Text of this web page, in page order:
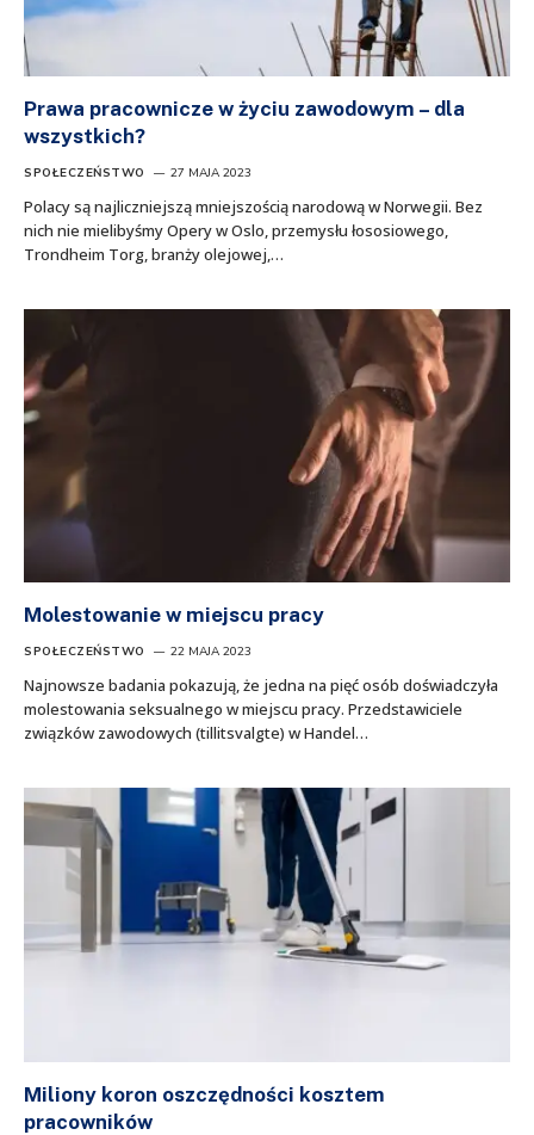
Prawa pracownicze w życiu zawodowym – dla
wszystkich?
SPOŁECZEŃSTWO 27 MAJA 2023
Polacy są najliczniejszą mniejszością narodową w Norwegii. Bez
nich nie mielibyśmy Opery w Oslo, przemysłu łososiowego,
Trondheim Torg, branży olejowej,…
Molestowanie w miejscu pracy
SPOŁECZEŃSTWO 22 MAJA 2023
Najnowsze badania pokazują, że jedna na pięć osób doświadczyła
molestowania seksualnego w miejscu pracy. Przedstawiciele
związków zawodowych (tillitsvalgte) w Handel…
Miliony koron oszczędności kosztem
pracowników